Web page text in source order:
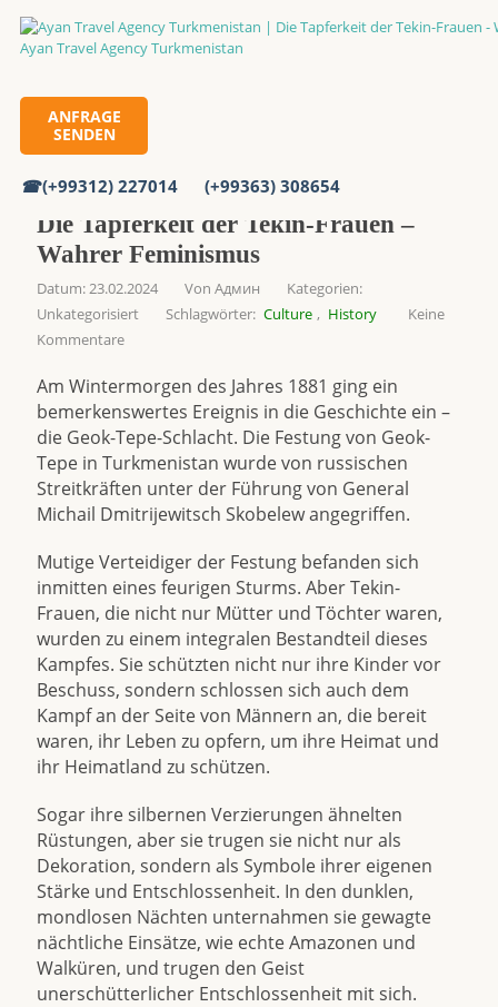
(+99312) 227014 (+99363) 308654
ANFRAGE
SENDEN
Homepage
Die Tapferkeit der Tekin-Frauen – Wahrer Feminismus
Die Tapferkeit der Tekin-Frauen –
Wahrer Feminismus
Datum: 23.02.2024 VonАдмин
Kategorien:
Unkategorisiert
Schlagwörter: Culture , History
Keine
Kommentare
Am Wintermorgen des Jahres 1881 ging ein
bemerkenswertes Ereignis in die Geschichte ein –
die Geok-Tepe-Schlacht. Die Festung von Geok-
Tepe in Turkmenistan wurde von russischen
Streitkräften unter der Führung von General
Michail Dmitrijewitsch Skobelew angegriffen.
Mutige Verteidiger der Festung befanden sich
inmitten eines feurigen Sturms. Aber Tekin-
Frauen, die nicht nur Mütter und Töchter waren,
wurden zu einem integralen Bestandteil dieses
Kampfes. Sie schützten nicht nur ihre Kinder vor
Beschuss, sondern schlossen sich auch dem
Kampf an der Seite von Männern an, die bereit
waren, ihr Leben zu opfern, um ihre Heimat und
ihr Heimatland zu schützen.
Sogar ihre silbernen Verzierungen ähnelten
Rüstungen, aber sie trugen sie nicht nur als
Dekoration, sondern als Symbole ihrer eigenen
Stärke und Entschlossenheit. In den dunklen,
mondlosen Nächten unternahmen sie gewagte
nächtliche Einsätze, wie echte Amazonen und
Walküren, und trugen den Geist
unerschütterlicher Entschlossenheit mit sich.